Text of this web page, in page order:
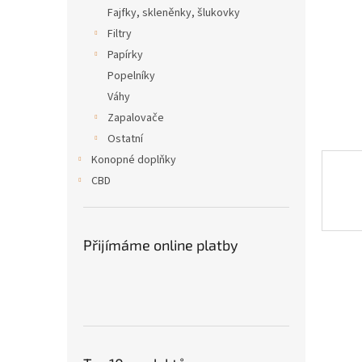
Fajfky, skleněnky, šlukovky
Filtry
Papírky
Popelníky
Váhy
Zapalovače
Ostatní
Konopné doplňky
CBD
Přijímáme online platby